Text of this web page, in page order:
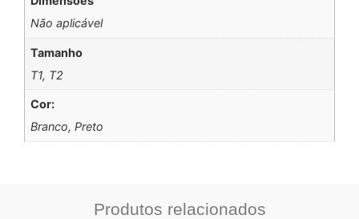
Não aplicável
Tamanho
T1, T2
Cor:
Branco, Preto
Produtos relacionados